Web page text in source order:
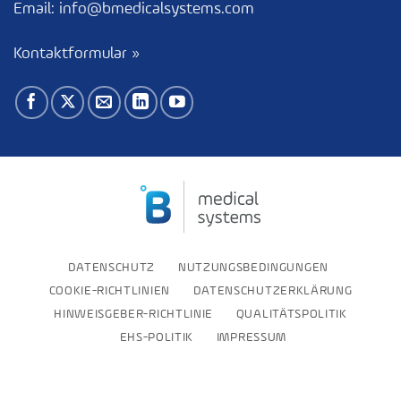
Email: info@bmedicalsystems.com
Kontaktformular »
DATENSCHUTZ
NUTZUNGSBEDINGUNGEN
COOKIE-RICHTLINIEN
DATENSCHUTZERKLÄRUNG
HINWEISGEBER-RICHTLINIE
QUALITÄTSPOLITIK
EHS-POLITIK
IMPRESSUM